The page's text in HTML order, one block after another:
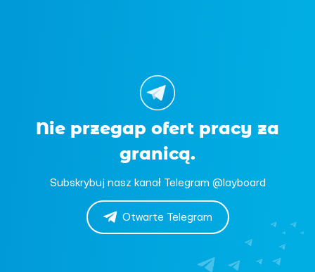
Nie przegap ofert pracy za
granicą.
Subskrybuj nasz kanał Telegram @layboard
Otwarte Telegram